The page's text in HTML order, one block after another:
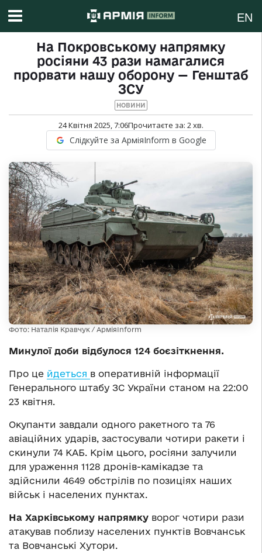
EN
На Покровському напрямку
росіяни 43 рази намагалися
прорвати нашу оборону — Генштаб
ЗСУ
НОВИНИ
24 Квітня 2025, 7:06Прочитаєте за: 2хв.
Слідкуйте за АрміяInform в Google
Фото: Наталія Кравчук / АрміяInform
Минулої доби відбулося 124 боєзіткнення.
Про це йдеться в оперативній інформації
Генерального штабу ЗС України станом на 22:00
23 квітня.
Окупанти завдали одного ракетного та 76
авіаційних ударів, застосували чотири ракети і
скинули 74 КАБ. Крім цього, росіяни залучили
для ураження 1128 дронів-камікадзе та
здійснили 4649 обстрілів по позиціях наших
військ і населених пунктах.
На Харківському напрямку ворог чотири рази
атакував поблизу населених пунктів Вовчанськ
та Вовчанські Хутори.